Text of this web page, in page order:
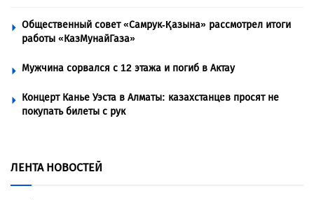
Общественный совет «Самрук-Қазына» рассмотрел итоги
работы «КазМунайГаза»
Мужчина сорвался с 12 этажа и погиб в Актау
Концерт Канье Уэста в Алматы: казахстанцев просят не
покупать билеты с рук
ЛЕНТА НОВОСТЕЙ